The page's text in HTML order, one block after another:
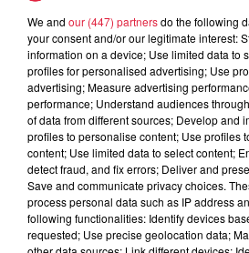
6 août 2026
Les dernières
pape à Metz en
Dans la même série
We and our (447) partnersdo the following
your consent and/or our legitimate interest:
information on a device; Use limited data to
profiles for personalised advertising; Use
advertising; Measure advertising
performance; Understand audiences
of data from different sources; Develop and
profiles to personalise content; Use profiles
content; Use limited data to select content;
detect fraud, and fix errors; Deliver and
Save and communicate privacy choices.
process personal data such as IP address
following functionalities: Identify devices
requested; Use precise geolocation data;